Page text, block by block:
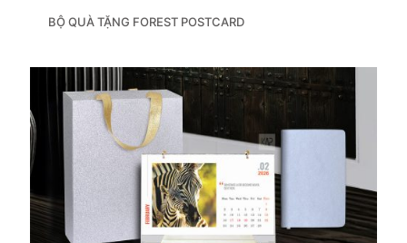
BỘ QUÀ TẶNG FOREST POSTCARD